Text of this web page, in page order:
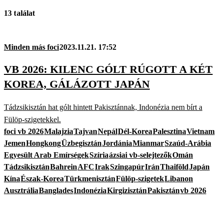
13 találat
Minden más foci2023.11.21. 17:52
VB 2026: KILENC GÓLT RÚGOTT A KÉT
KOREA, GÁLÁZOTT JAPÁN
Tádzsikisztán hat gólt hintett Pakisztánnak, Indonézia nem bírt a
Fülöp-szigetekkel.
foci vb 2026MalajziaTajvanNepálDél-KoreaPalesztinaVietnam
JemenHongkongÜzbegisztánJordániaMianmarSzaúd-Arábia
Egyesült Arab EmírségekSzíriaázsiai vb-selejtezőkOmán
TádzsikisztánBahreinAFCIrakSzingapúrIránThaiföldJapán
KínaÉszak-KoreaTürkmenisztánFülöp-szigetekLibanon
AusztráliaBangladesIndonéziaKirgizisztánPakisztánvb 2026